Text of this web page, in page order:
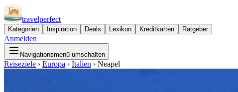
travelperfect
Kategorien Inspiration Deals Lexikon Kreditkarten Ratgeber
Anmelden
Navigationsmenü umschalten
Reiseziele › Europa › Italien › Neapel